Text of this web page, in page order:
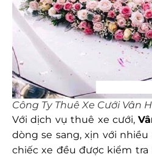
Công Ty Thuê Xe Cưới Vân
Với dịch vụ thuê xe cưới,
dòng se sang, xịn với
chiếc xe đều được kiểm